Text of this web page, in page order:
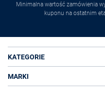
Minimalna wartość zamówienia
kuponu na ostatnim
KATEGORIE
MARKI